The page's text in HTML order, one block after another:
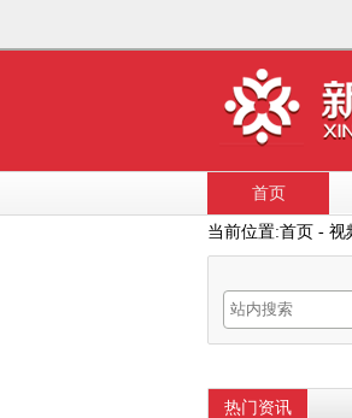
首页
当前位置:首页 - 视
热门资讯